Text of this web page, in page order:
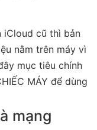
iCloud cũ thì bản
nằm trên máy vì
mục tiêu chính
MÁY để dùng
mạng